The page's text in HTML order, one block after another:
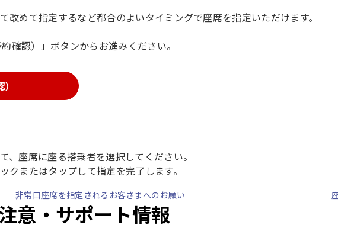
改めて指定するなど都合のよいタイミングで座席を指定いただけます。
確認）」ボタンからお進みください。
座席に座る搭乗者を選択してください。
またはタップして指定を完了します。
非常口座席を指定されるお客さまへのお願い
意・サポート情報